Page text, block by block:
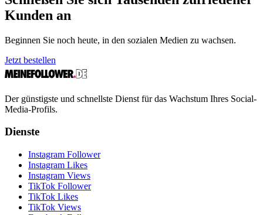
Kunden an
Beginnen Sie noch heute, in den sozialen Medien zu wachsen.
Jetzt bestellen
Der günstigste und schnellste Dienst für das Wachstum Ihres Social-
Media-Profils.
Dienste
Instagram Follower
Instagram Likes
Instagram Views
TikTok Follower
TikTok Likes
TikTok Views